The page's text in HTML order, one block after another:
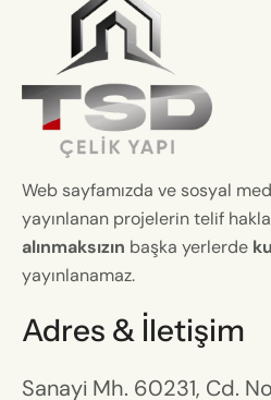
Web sayfamızda ve sosyal
yayınlanan projelerin telif
alınmaksızın başka yerlerde
yayınlanamaz.
Adres & İletişim
Sanayi Mh. 60231, Cd.